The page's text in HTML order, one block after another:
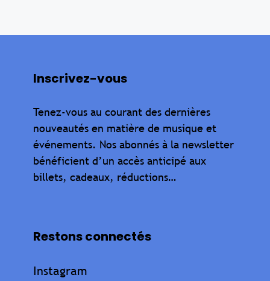
Inscrivez-vous
Tenez-vous au courant des dernières
nouveautés en matière de musique et
événements. Nos abonnés à la newsletter
bénéficient d’un accès anticipé aux
billets, cadeaux, réductions…
Restons connectés
Instagram